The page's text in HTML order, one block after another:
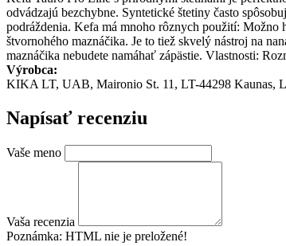
odvádzajú bezchybne. Syntetické štetiny často
podráždenia. Kefa má mnoho rôznych použití:
štvornohého maznáčika. Je to tiež skvelý nástroj na
maznáčika nebudete namáhať zápästie. Vlastnosti:
Výrobca:
KIKA LT, UAB, Maironio St. 11, LT-44298 Kaunas,
Napísať recenziu
Vaše meno
Vaša recenzia
Poznámka: HTML nie je preložené!